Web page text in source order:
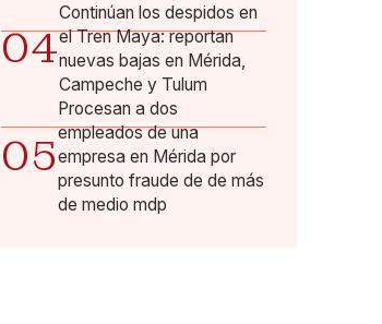
04
Continúan los despidos en
el Tren Maya: reportan
nuevas bajas en Mérida,
Campeche y Tulum
05
Procesan a dos
empleados de una
empresa en Mérida por
presunto fraude de de más
de medio mdp